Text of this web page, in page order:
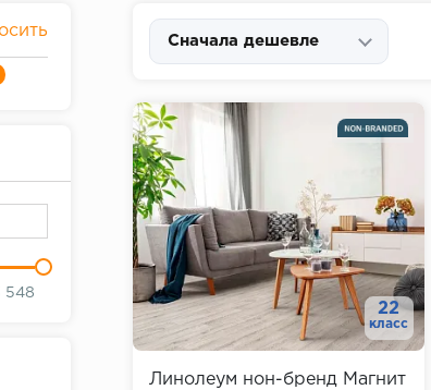
548
Сначала дешевле
22
класс
Линолеум нон-бренд Магнит